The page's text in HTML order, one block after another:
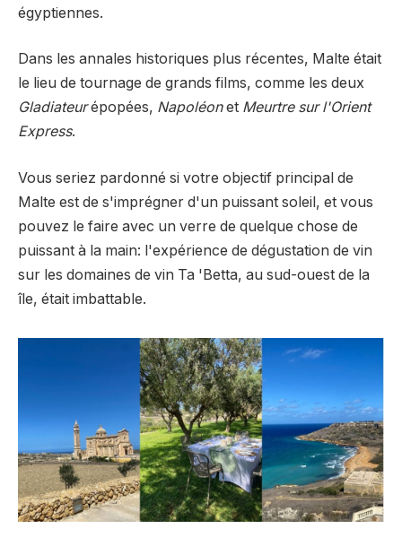
égyptiennes.
Dans les annales historiques plus récentes, Malte était
le lieu de tournage de grands films, comme les deux
Gladiateurépopées, Napoléonet Meurtre sur l'Orient
Express.
Vous seriez pardonné si votre objectif principal de
Malte est de s'imprégner d'un puissant soleil, et vous
pouvez le faire avec un verre de quelque chose de
puissant à la main: l'expérience de dégustation de vin
sur les domaines de vin Ta 'Betta, au sud-ouest de la
île, était imbattable.